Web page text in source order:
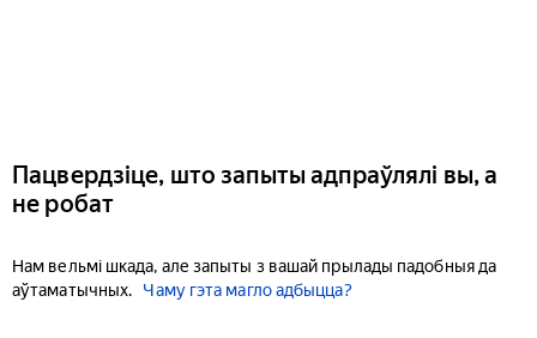
Пацвердзіце, што запыты адпраўлялі вы, а
не робат
Нам вельмі шкада, але запыты з вашай прылады падобныя да
аўтаматычных.
Чаму гэта магло адбыцца?